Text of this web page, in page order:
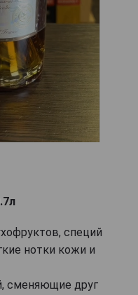
специй
нотки кожи и
сменяющие друг